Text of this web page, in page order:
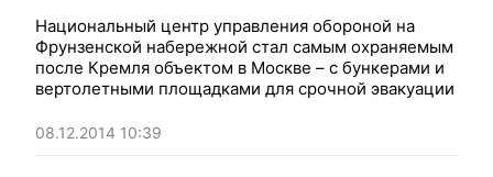
Национальный центр управления обороной на
Фрунзенской набережной стал самым охраняемым
после Кремля объектом в Москве – с бункерами и
вертолетными площадками для срочной эвакуации
08.12.2014 10:39